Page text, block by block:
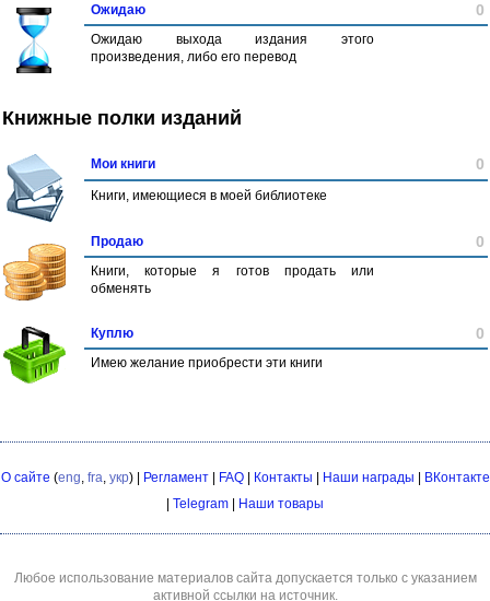
Ожидаю 0
Ожидаю выхода издания этого
произведения, либо его перевод
Книжные полки изданий
Мои книги 0
Книги, имеющиеся в моей библиотеке
Продаю 0
Книги, которые я готов продать или
обменять
Куплю 0
Имею желание приобрести эти книги
О сайте (eng, fra, укр) | Регламент| FAQ| Контакты Наши награды
ВКонтакте
Telegram Наши товары
Любое использование материалов сайта допускается только с указанием
активной ссылки на источник.